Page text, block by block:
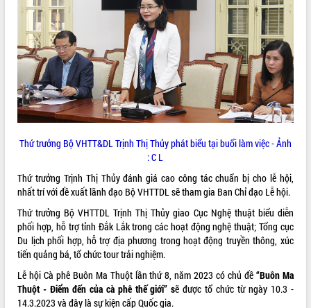
Khám bệnh, cấp phát thuốc miễn phí
và tặng quà người dân xã Cư Pui
Hội nghị UBND tỉnh Đắk Lắk thường kỳ
tháng 7/2026
Lễ truy tặng danh hiệu “Bà Mẹ Việt
Nam Anh hùng” và trao Huân chương
Lao động
UBND tỉnh Đắk Lắk triển khai nhiệm
Kỳ họp thứ Hai, Hội đồng nhân dân
quan trọng
Bí thư Tỉnh ủy Lương Nguyễn Minh
Triết thăm, tặng quà người có công với
cách mạng
Rà soát, hoàn thiện hệ thống thiết chế
văn hóa, thể thao đáp ứng yêu cầu
Thường trực HĐND tỉnh Đắk Lắk gặp
mặt Đoàn chuyên gia y tế TP. Hồ Chí
ALBUM ẢNH
LIÊN KẾT WEB
Thứ trưởng Bộ VHTT&DL Trịnh Thị Thủy phát biểu tại buổi làm việc - Ảnh
: C L
Thứ trưởng Trịnh Thị Thủy đánh giá cao công tác chuẩn bị cho lễ hội,
nhất trí với đề xuất lãnh đạo Bộ VHTTDL sẽ tham gia Ban Chỉ đạo Lễ hội.
Thứ trưởng Bộ VHTTDL Trịnh Thị Thủy giao Cục Nghệ thuật biểu diễn
phối hợp, hỗ trợ tỉnh Đắk Lắk trong các hoạt động nghệ thuật; Tổng cục
Du lịch phối hợp, hỗ trợ địa phương trong hoạt động truyền thông, xúc
tiến quảng bá, tổ chức tour trải nghiệm.
Lễ hội Cà phê Buôn Ma Thuột lần thứ 8, năm 2023 có chủ đề “Buôn Ma
Thuột - Điểm đến của cà phê thế giới” sẽ được tổ chức từ ngày 10.3 -
14.3.2023 và đây là sự kiện cấp Quốc gia.